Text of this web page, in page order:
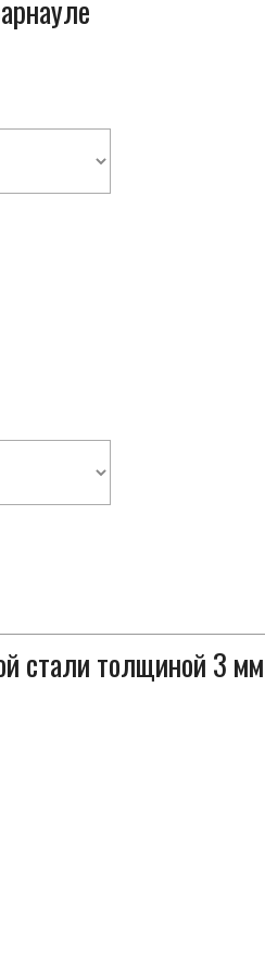
стали толщиной 3 мм